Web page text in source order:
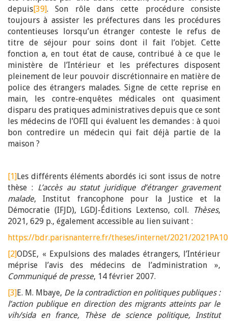
depuis[39]. Son rôle dans cette procédure consiste
toujours à assister les préfectures dans les procédures
contentieuses lorsqu’un étranger conteste le refus de
titre de séjour pour soins dont il fait l’objet. Cette
fonction a, en tout état de cause, contribué à ce que le
ministère de l’Intérieur et les préfectures disposent
pleinement de leur pouvoir discrétionnaire en matière de
police des étrangers malades. Signe de cette reprise en
main, les contre-enquêtes médicales ont quasiment
disparu des pratiques administratives depuis que ce sont
les médecins de l’OFII qui évaluent les demandes : à quoi
bon contredire un médecin qui fait déjà partie de la
maison ?
[1]Les différents éléments abordés ici sont issus de notre
thèse : L’accès au statut juridique d’étranger gravement
malade, Institut francophone pour la Justice et la
Démocratie (IFJD), LGDJ-Éditions Lextenso, coll.
Thèses,
2021, 629 p., également accessible au lien suivant :
https://bdr.parisnanterre.fr/theses/internet/2021/
[2]ODSE, « Expulsions des malades étrangers, l’Intérieur
méprise l’avis des médecins de l’administration »,
Communiqué de presse, 14 février 2007.
[3]E. M. Mbaye, De la contradiction en politiques publiques :
l’action publique en direction des migrants atteints par le
vih/sida en france, Thèse de science politique, Institut